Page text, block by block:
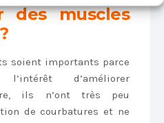
des muscles
soient importants parce
d’améliorer
ils n’ont très peu
de courbatures et ne